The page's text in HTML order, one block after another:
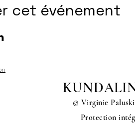
cet événement
© Virginie
Protection